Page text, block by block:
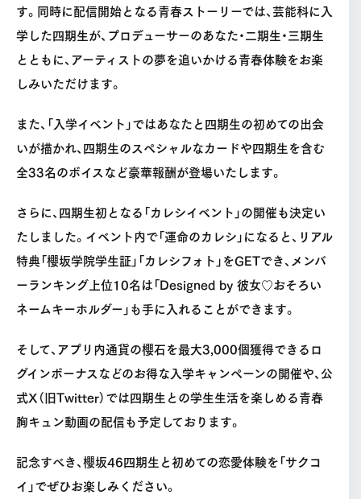
す。同時に配信開始となる青春ストーリーでは、芸能科に入
学した四期生が、プロデューサーのあなた・二期生・三期生
とともに、アーティストの夢を追いかける青春体験をお楽
しみいただけます。
また、「入学イベント」ではあなたと四期生の初めての出会
いが描かれ、四期生のスペシャルなカードや四期生を含む
全33名のボイスなど豪華報酬が登場いたします。
さらに、四期生初となる「カレシイベント」の開催も決定い
たしました。イベント内で「運命のカレシ」になると、リアル
特典「櫻坂学院学生証」「カレシフォト」をGETでき、メンバ
ーランキング上位10名は「Designed by 彼女♡おそろい
ネームキーホルダー」も手に入れることができます。
そして、アプリ内通貨の櫻石を最大3,000個獲得できるロ
グインボーナスなどのお得な入学キャンペーンの開催や、公
式X（旧Twitter）では四期生との学生生活を楽しめる青春
胸キュン動画の配信も予定しております。
記念すべき、櫻坂46四期生と初めての恋愛体験を「サクコ
イ」でぜひお楽しみください。